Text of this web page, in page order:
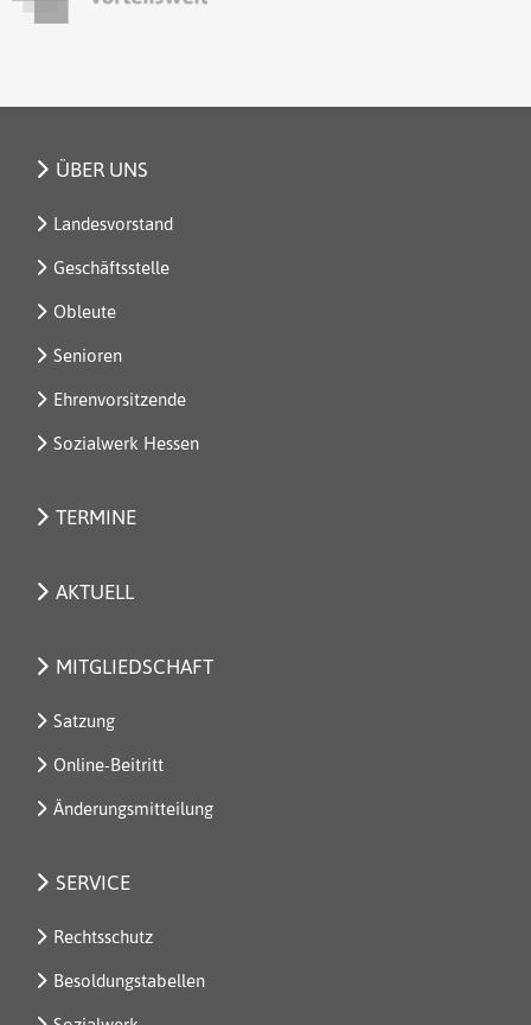
ÜBER UNS
Landesvorstand
Geschäftsstelle
Obleute
Senioren
Ehrenvorsitzende
Sozialwerk Hessen
TERMINE
AKTUELL
MITGLIEDSCHAFT
Satzung
Online-Beitritt
Änderungsmitteilung
SERVICE
Rechtsschutz
Besoldungstabellen